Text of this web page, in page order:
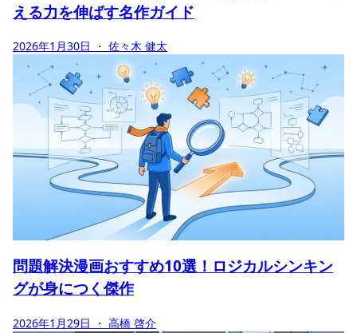
える力を伸ばす名作ガイド
2026年1月30日 ・ 佐々木 健太
問題解決漫画おすすめ10選！ロジカルシンキン
グが身につく傑作
2026年1月29日 ・ 高橋 啓介